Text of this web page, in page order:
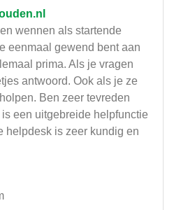
wennen als startende
eenmaal gewend bent aan
prima. Als je vragen
antwoord. Ook als je ze
Ben zeer tevreden
een uitgebreide helpfunctie
helpdesk is zeer kundig en